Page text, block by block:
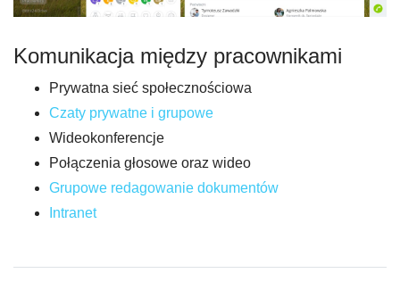
Komunikacja między pracownikami
Prywatna sieć społecznościowa
Czaty prywatne i grupowe
Wideokonferencje
Połączenia głosowe oraz wideo
Grupowe redagowanie dokumentów
Intranet